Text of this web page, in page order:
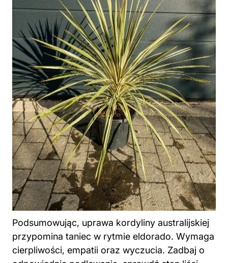
Podsumowując, uprawa kordyliny australijskiej
przypomina taniec w rytmie eldorado. Wymaga
cierpliwości, empatii oraz wyczucia. Zadbaj o